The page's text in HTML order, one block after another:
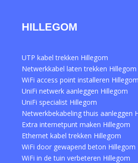
HILLEGOM
UTP kabel trekken Hillegom
Netwerkkabel laten trekken Hillegom
WiFi access point installeren Hillegom
UniFi netwerk aanleggen Hillegom
UniFi specialist Hillegom
Netwerkbekabeling thuis aanleggen
Extra internetpunt maken Hillegom
Ethernet kabel trekken Hillegom
WiFi door gewapend beton Hillegom
WiFi in de tuin verbeteren Hillegom